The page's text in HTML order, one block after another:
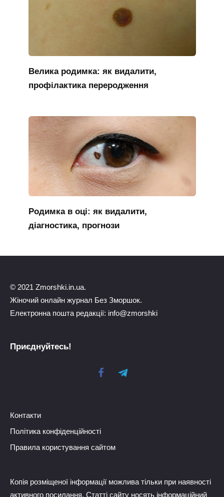
Велика родимка: як видалити,
профілактика переродження
Родимка в оці: як видалити,
діагностика, прогнози
© 2021 Zmorshki.in.ua.
Жіночий онлайн журнал Без Зморшок.
Електронна пошта редакції: info@zmorshki
Приєднуйтесь!
Контакти
Політика конфіденційності
Правила користування сайтом
Копія розміщеної інформації можлива тільки при наявності
активного посилання. Статті сайту носять інформаційний